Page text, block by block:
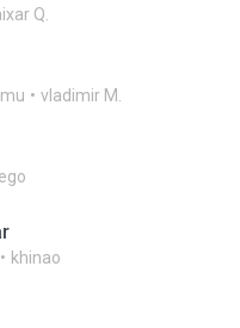
Q.
vladimir M.
khinao